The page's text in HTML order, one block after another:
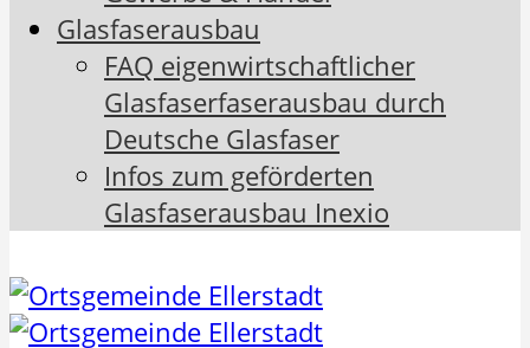
Glasfaserausbau
FAQ eigenwirtschaftlicher
Glasfaserfaserausbau durch
Deutsche Glasfaser
Infos zum geförderten
Glasfaserausbau Inexio